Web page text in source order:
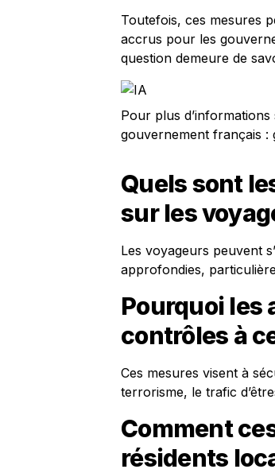
Toutefois, ces mesures
accrus pour les
question demeure de
Pour plus
gouvernement français :
Quels sont
sur les
Les voyageurs peuvent
approfondies,
Pourquoi les
contrôles à
Ces mesures visent à
terrorisme, le trafic
Comment
résidents